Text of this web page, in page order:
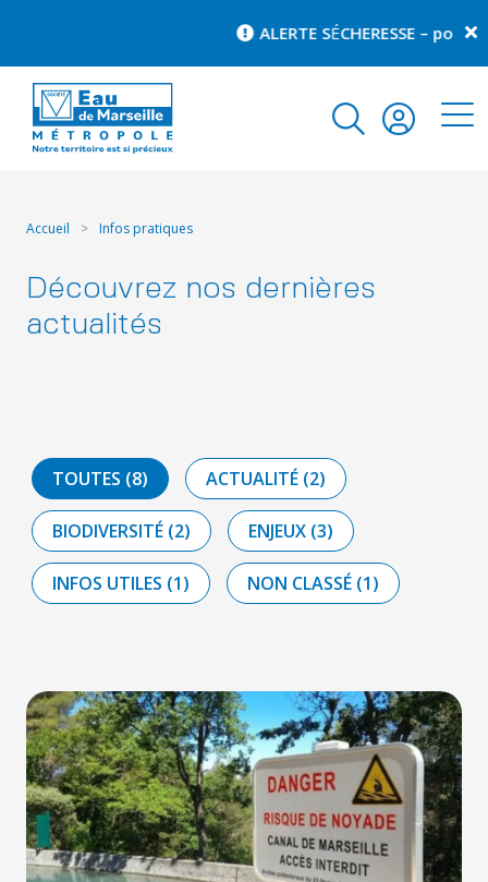
ALERTE SÉCHERESSE – pour
Accueil > Infos pratiques
Découvrez nos dernières
actualités
TOUTES (8) ACTUALITÉ (2)
BIODIVERSITÉ (2) ENJEUX (3)
INFOS UTILES (1) NON CLASSÉ (1)